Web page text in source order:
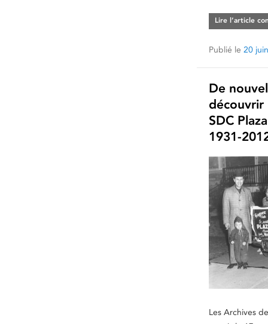
Lire l’article
Publié le 20
De
découvrir
SDC
1931-
Les Archives